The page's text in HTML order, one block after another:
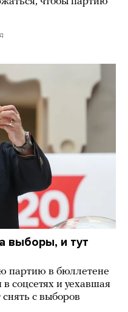
выборы, и тут
партию в бюллетене
соцсетях и уехавшая
с выборов